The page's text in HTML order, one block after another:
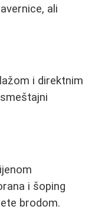
ali
i direktnim
i šoping
brodom.